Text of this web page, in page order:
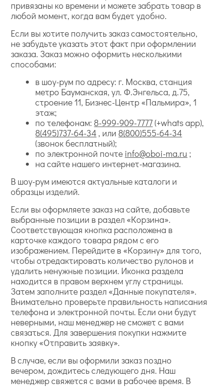
привязаны ко времени и можете забрать товар в
любой момент, когда вам будет удобно.
Если вы хотите получить заказ самостоятельно,
не забудьте указать этот факт при оформлении
заказа. Заказ можно оформить несколькими
способами:
в шоу-рум по адресу: г. Москва, станция
метро Бауманская, ул. Ф.Энгельса, д.75,
строение 11, Бизнес-Центр «Пальмира», 1
этаж;
по телефонам: 8-999-909-7777(+whats app),
8(495)737-64-34 , или 8(800)555-64-34
(звонок бесплатный);
по электронной почте info@oboi-ma.ru ;
на сайте нашего интернет-магазина.
В шоу-рум имеются актуальные каталоги и
образцы изделий.
Если вы оформляете заказ на сайте, добавьте
выбранные позиции в раздел «Корзина».
Соответствующая кнопка расположена в
карточке каждого товара рядом с его
изображением. Перейдите в «Корзину» для того,
чтобы отредактировать количество рулонов и
удалить ненужные позиции. Иконка раздела
находится в правом верхнем углу страницы.
Затем заполните раздел «Данные покупателя».
Внимательно проверьте правильность написания
телефона и электронной почты. Если они будут
неверными, наш менеджер не сможет с вами
связаться. Для завершения покупки нажмите
кнопку «Отправить заявку».
В случае, если вы оформили заказ поздно
вечером, дождитесь следующего дня. Наш
менеджер свяжется с вами в рабочее время. В